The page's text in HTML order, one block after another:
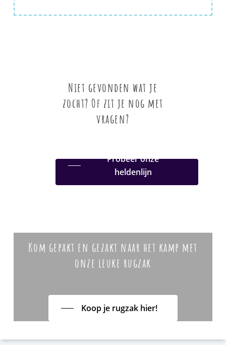
Niet gevonden wat je
zocht? Of zit je nog met
vragen?
Probeer onze
heldenlijn
Kom gepakt en gezakt naar het kamp met
onze leuke rugzak
Koop je rugzak hier!